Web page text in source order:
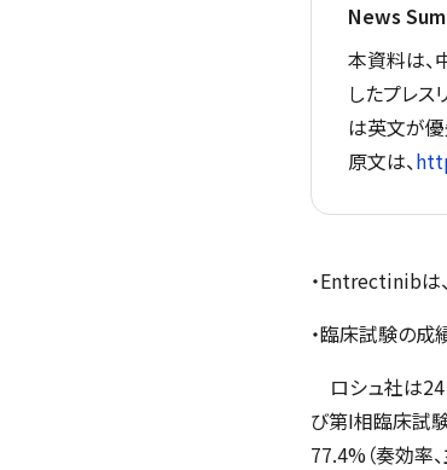
News
本資料は、
したプレス
は英文が優
原文は、
・Entrectinibは
・臨床試験の成
ロシュ社は24
び第I相臨床試験
77.4%（奏効率